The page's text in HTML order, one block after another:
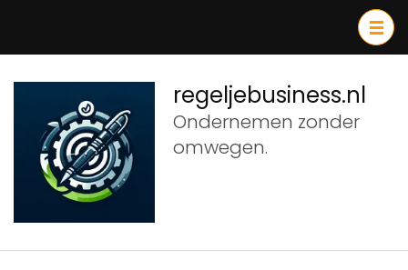
inhoud
(druk
Enter)
regeljebusiness.nl
Ondernemen zonder
omwegen.